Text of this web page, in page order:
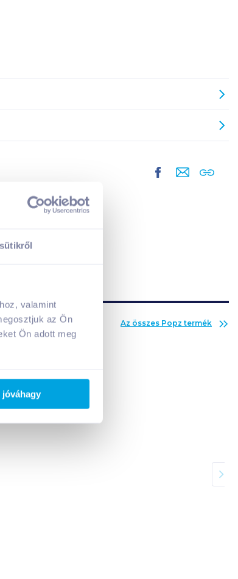
valamint
az Ön
Ön adott meg
jóváhagy
Adj hozzá termékeket!
Az összes Popz termék